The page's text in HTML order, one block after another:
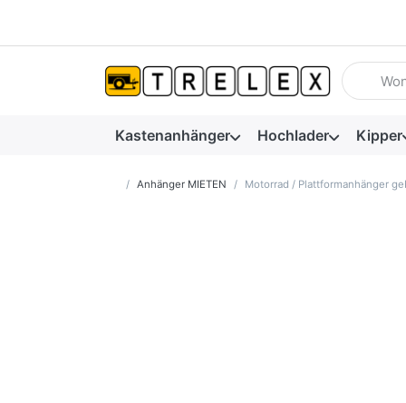
Geben
Kastenanhänger Hochlader Kipper
Startseite
Anhänger MIETEN Motorrad / Plattformanhänger